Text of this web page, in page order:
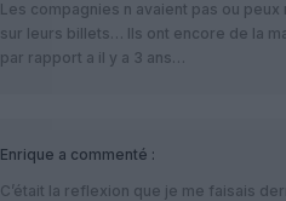
Les compagnies n avaient pas ou
sur leurs billets… Ils ont encore de la
par rapport a il y a 3 ans…
Enrique a commenté :
C’était la reflexion que je me faisais